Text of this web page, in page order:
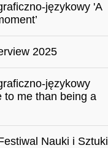
językowy 'A
2025
językowy
to me than being a
Nauki i Sztuki